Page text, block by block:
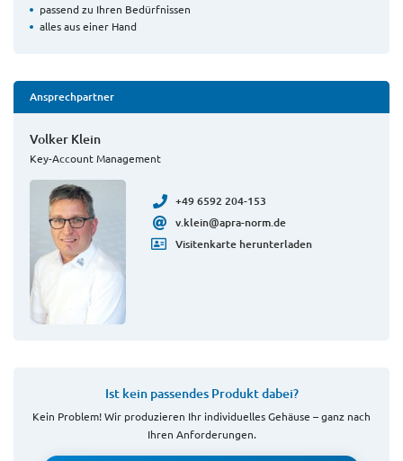
passend zu Ihren Bedürfnissen
alles aus einer Hand
Ansprechpartner
Volker Klein
Key-Account Management
+49 6592 204-153
v.klein@apra-norm.de
Visitenkarte herunterladen
Ist kein passendes Produkt dabei?
Kein Problem! Wir produzieren Ihr individuelles Gehäuse – ganz nach
Ihren Anforderungen.